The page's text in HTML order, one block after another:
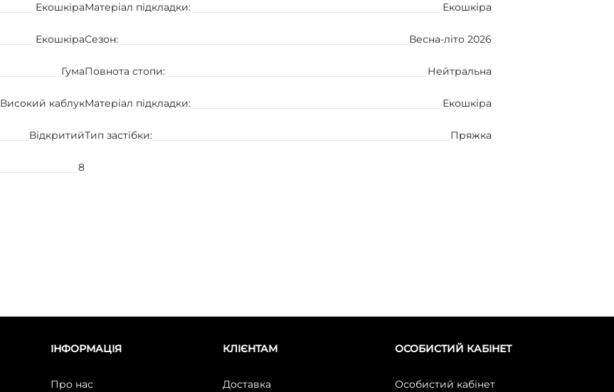
ЕкошкіраМатеріал підкладки: Екошкіра
ЕкошкіраСезон: Весна-літо 2026
ГумаПовнота стопи: Нейтральна
Високий каблукМатеріал підкладки: Екошкіра
ВiдкритийТип застібки: Пряжка
8
ІНФОРМАЦІЯ
Про нас
КЛІЄНТАМ
Доставка
ОСОБИСТИЙ КАБІНЕТ
Особистий кабінет